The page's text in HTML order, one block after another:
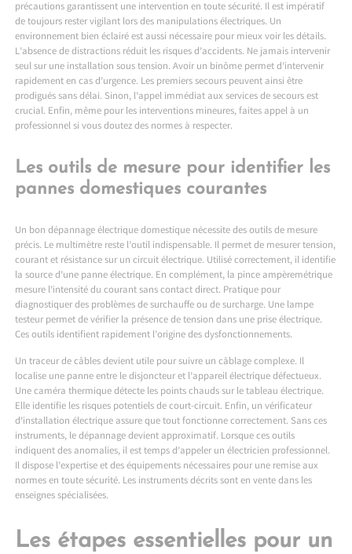
précautions garantissent une intervention en toute sécurité. Il est impératif
de toujours rester vigilant lors des manipulations électriques. Un
environnement bien éclairé est aussi nécessaire pour mieux voir les détails.
L’absence de distractions réduit les risques d’accidents. Ne jamais intervenir
seul sur une installation sous tension. Avoir un binôme permet d’intervenir
rapidement en cas d’urgence. Les premiers secours peuvent ainsi être
prodigués sans délai. Sinon, l’appel immédiat aux services de secours est
crucial. Enfin, même pour les interventions mineures, faites appel à un
professionnel si vous doutez des normes à respecter.
Les outils de mesure pour identifier les
pannes domestiques courantes
Un bon dépannage électrique domestique nécessite des outils de mesure
précis. Le multimètre reste l’outil indispensable. Il permet de mesurer tension,
courant et résistance sur un circuit électrique. Utilisé correctement, il identifie
la source d’une panne électrique. En complément, la pince ampèremétrique
mesure l’intensité du courant sans contact direct. Pratique pour
diagnostiquer des problèmes de surchauffe ou de surcharge. Une lampe
testeur permet de vérifier la présence de tension dans une prise électrique.
Ces outils identifient rapidement l’origine des dysfonctionnements.
Un traceur de câbles devient utile pour suivre un câblage complexe. Il
localise une panne entre le disjoncteur et l’appareil électrique défectueux.
Une caméra thermique détecte les points chauds sur le tableau électrique.
Elle identifie les risques potentiels de court-circuit. Enfin, un vérificateur
d’installation électrique assure que tout fonctionne correctement. Sans ces
instruments, le dépannage devient approximatif. Lorsque ces outils
indiquent des anomalies, il est temps d’appeler un électricien professionnel.
Il dispose l’expertise et des équipements nécessaires pour une remise aux
normes en toute sécurité. Les instruments décrits sont en vente dans les
enseignes spécialisées.
Les étapes essentielles pour un